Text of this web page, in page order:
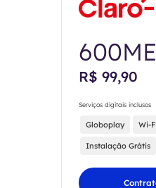
R$ 99,90
Serviços digitais inclusos
Globoplay Wi-
Instalação Grátis